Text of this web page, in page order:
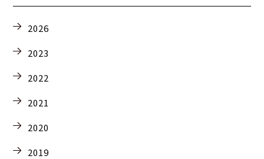
2026
2023
2022
2021
2020
2019